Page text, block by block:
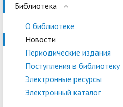
Библиотека
О библиотеке
Новости
Периодические издания
Поступления в библиотеку
Электронные ресурсы
Электронный каталог